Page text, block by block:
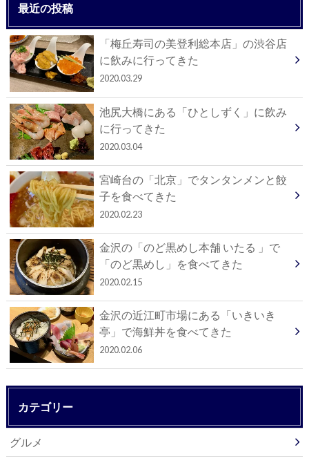
最近の投稿
「梅丘寿司の美登利総本店」の渋谷店
に飲みに行ってきた
2020.03.29
池尻大橋にある「ひとしずく」に飲み
に行ってきた
2020.03.04
宮崎台の「北京」でタンタンメンと餃
子を食べてきた
2020.02.23
金沢の「のど黒めし本舗 いたる 」で
「のど黒めし」を食べてきた
2020.02.15
金沢の近江町市場にある「いきいき
亭」で海鮮丼を食べてきた
2020.02.06
カテゴリー
グルメ